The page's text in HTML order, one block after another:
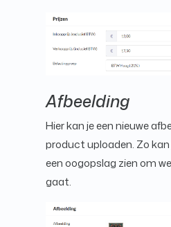
Afbeelding
Hier kan je een nieuwe
product uploaden. Zo kan
een oogopslag zien om
gaat.